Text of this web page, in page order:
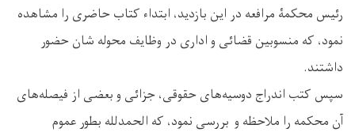
رئیس محکمۀ مرافعه در این بازدید، ابتداء کتاب حاضری را مشاهده
نمود، که منسوبین قضائی و اداری در وظایف محوله شان حضور
داشتند.
سپس کتب اندراج دوسیه‌های حقوقی، جزائی و بعضی از فیصله‌های
آن محکمه را ملاحظه و بررسی نمود، که الحمدلله بطور عموم